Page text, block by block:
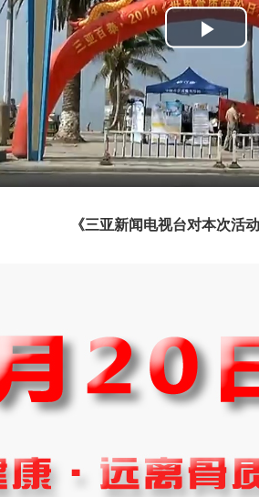
播
放
《三亚新闻电视台对本次活